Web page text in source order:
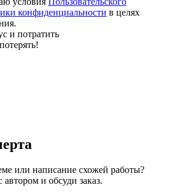
конфиденциальности в целях
и потратить
или написание схожей работы?
и обсуди заказ.